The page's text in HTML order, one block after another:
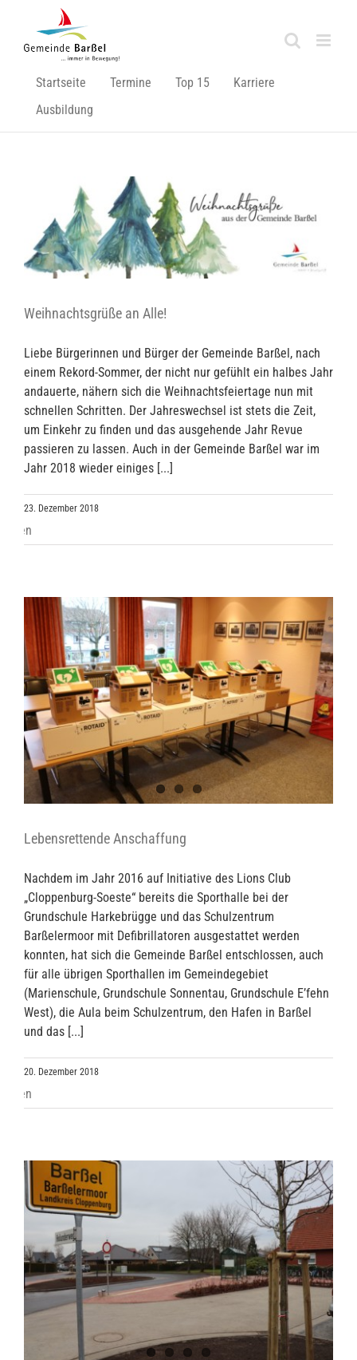
springen
Startseite Termine Top 15
Karriere
Ausbildung
Weihnachtsgrüße an Alle!
Liebe Bürgerinnen und Bürger der Gemeinde Barßel, nach
einem Rekord-Sommer, der nicht nur gefühlt ein halbes Jahr
andauerte, nähern sich die Weihnachtsfeiertage nun mit
schnellen Schritten. Der Jahreswechsel ist stets die Zeit,
um Einkehr zu finden und das ausgehende Jahr Revue
passieren zu lassen. Auch in der Gemeinde Barßel war im
Jahr 2018 wieder einiges [...]
23. Dezember 2018
Lebensrettende Anschaffung
Nachdem im Jahr 2016 auf Initiative des Lions Club
„Cloppenburg-Soeste“ bereits die Sporthalle bei der
Grundschule Harkebrügge und das Schulzentrum
Barßelermoor mit Defibrillatoren ausgestattet werden
konnten, hat sich die Gemeinde Barßel entschlossen, auch
für alle übrigen Sporthallen im Gemeindegebiet
(Marienschule, Grundschule Sonnentau, Grundschule E’fehn
West), die Aula beim Schulzentrum, den Hafen in Barßel
und das [...]
20. Dezember 2018